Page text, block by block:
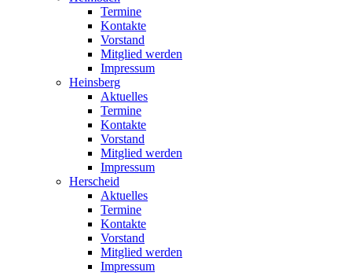
Termine
Kontakte
Vorstand
Mitglied werden
Impressum
Heinsberg
Aktuelles
Termine
Kontakte
Vorstand
Mitglied werden
Impressum
Herscheid
Aktuelles
Termine
Kontakte
Vorstand
Mitglied werden
Impressum